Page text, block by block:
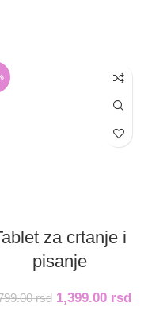
za crtanje i
pisanje
rsd 1,399.00 rsd